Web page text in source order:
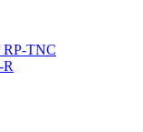
TNC